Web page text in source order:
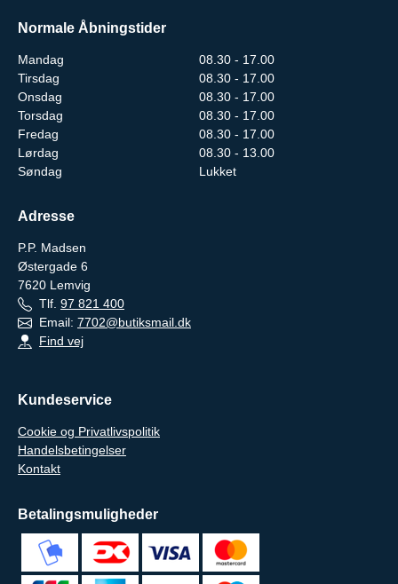
Normale Åbningstider
Mandag
08.30 - 17.00
Tirsdag
08.30 - 17.00
Onsdag
08.30 - 17.00
Torsdag
08.30 - 17.00
Fredag
08.30 - 17.00
Lørdag
08.30 - 13.00
Søndag
Lukket
Adresse
P.P. Madsen
Østergade 6
7620 Lemvig
Tlf. 97 821 400
Email: 7702@butiksmail.dk
Find vej
Kundeservice
Cookie og Privatlivspolitik
Handelsbetingelser
Kontakt
Betalingsmuligheder